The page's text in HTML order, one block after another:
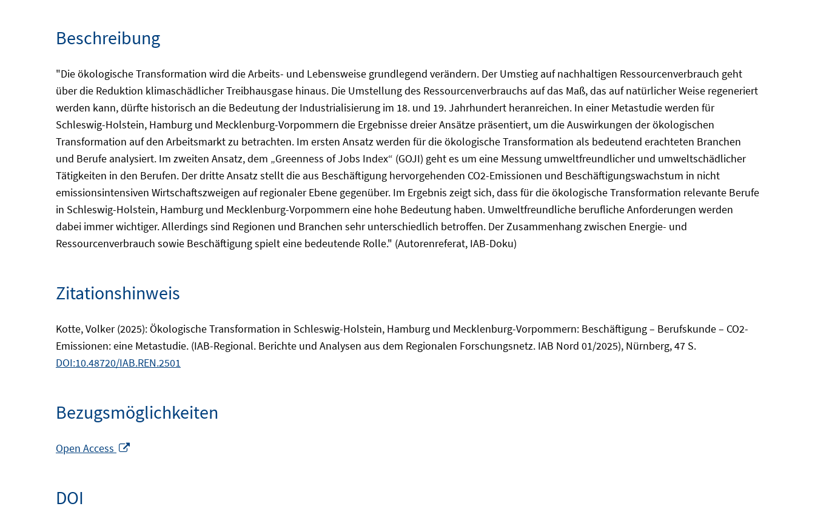
Beschreibung
"Die ökologische Transformation wird die Arbeits- und Lebensweise grundlegend verändern. Der Umstieg auf nachhaltigen Ressourcenverbrauch geht
über die Reduktion klimaschädlicher Treibhausgase hinaus. Die Umstellung des Ressourcenverbrauchs auf das Maß, das auf natürlicher Weise regeneriert
werden kann, dürfte historisch an die Bedeutung der Industrialisierung im 18. und 19. Jahrhundert heranreichen. In einer Metastudie werden für
Schleswig-Holstein, Hamburg und Mecklenburg-Vorpommern die Ergebnisse dreier Ansätze präsentiert, um die Auswirkungen der ökologischen
Transformation auf den Arbeitsmarkt zu betrachten. Im ersten Ansatz werden für die ökologische Transformation als bedeutend erachteten Branchen
und Berufe analysiert. Im zweiten Ansatz, dem „Greenness of Jobs Index“ (GOJI) geht es um eine Messung umweltfreundlicher und umweltschädlicher
Tätigkeiten in den Berufen. Der dritte Ansatz stellt die aus Beschäftigung hervorgehenden CO2-Emissionen und Beschäftigungswachstum in nicht
emissionsintensiven Wirtschaftszweigen auf regionaler Ebene gegenüber. Im Ergebnis zeigt sich, dass für die ökologische Transformation relevante Berufe
in Schleswig-Holstein, Hamburg und Mecklenburg-Vorpommern eine hohe Bedeutung haben. Umweltfreundliche berufliche Anforderungen werden
dabei immer wichtiger. Allerdings sind Regionen und Branchen sehr unterschiedlich betroffen. Der Zusammenhang zwischen Energie- und
Ressourcenverbrauch sowie Beschäftigung spielt eine bedeutende Rolle." (Autorenreferat, IAB-Doku)
Zitationshinweis
Kotte, Volker (2025): Ökologische Transformation in Schleswig-Holstein, Hamburg und Mecklenburg-Vorpommern: Beschäftigung – Berufskunde – CO2-
Emissionen: eine Metastudie. (IAB-Regional. Berichte und Analysen aus dem Regionalen Forschungsnetz. IAB Nord 01/2025), Nürnberg, 47 S.
DOI:10.48720/IAB.REN.2501
Bezugsmöglichkeiten
Open Access
DOI